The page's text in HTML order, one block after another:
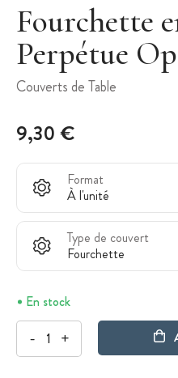
Fourchette
Perpétue
Couverts de Table
9,30 €
Format
À l'unité
Type de couvert
Fourchette
En stock
- +